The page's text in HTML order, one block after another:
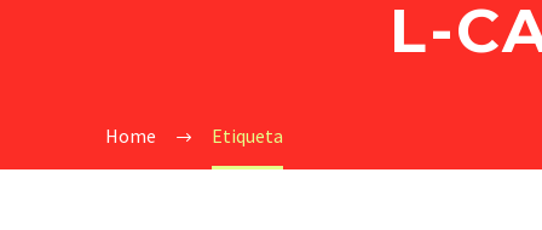
L-
Home Etiqueta